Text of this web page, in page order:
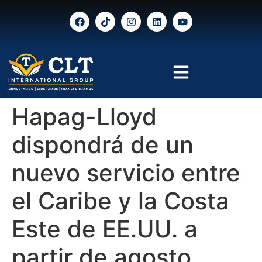
Hapag-Lloyd
dispondrá de un
nuevo servicio entre
el Caribe y la Costa
Este de EE.UU. a